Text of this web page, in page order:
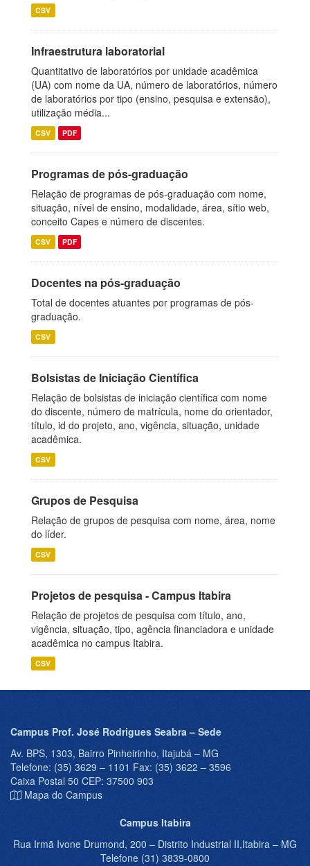
CSV
Infraestrutura laboratorial
Quantitativo de laboratórios por unidade acadêmica
(UA) com nome da UA, número de laboratórios, número
de laboratórios por tipo (ensino, pesquisa e extensão),
utilização média...
CSV PDF
Programas de pós-graduação
Relação de programas de pós-graduação com nome,
situação, nível de ensino, modalidade, área, sítio web,
conceito Capes e número de discentes.
CSV PDF
Docentes na pós-graduação
Total de docentes atuantes por programas de pós-
graduação.
CSV
Bolsistas de Iniciação Científica
Relação de bolsistas de iniciação científica com nome
do discente, número de matrícula, nome do orientador,
título, id do projeto, ano, vigência, situação, unidade
acadêmica.
CSV
Grupos de Pesquisa
Relação de grupos de pesquisa com nome, área, nome
do líder.
CSV
Projetos de pesquisa - Campus Itabira
Relação de projetos de pesquisa com título, ano,
vigência, situação, tipo, agência financiadora e unidade
acadêmica no campus Itabira.
CSV
Campus Prof. José Rodrigues Seabra – Sede
Av. BPS, 1303, Bairro Pinheirinho, Itajubá – MG
Telefone: (35) 3629 – 1101 Fax: (35) 3622 – 3596
Caixa Postal 50 CEP: 37500 903
Mapa do Campus
Campus Itabira
Rua Irmã Ivone Drumond, 200 – Distrito Industrial II,Itabira – MG
Telefone (31) 3839-0800